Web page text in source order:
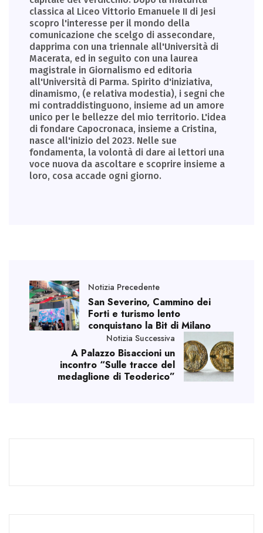
classica al Liceo Vittorio Emanuele II di Jesi
scopro l'interesse per il mondo della
comunicazione che scelgo di assecondare,
dapprima con una triennale all'Università di
Macerata, ed in seguito con una laurea
magistrale in Giornalismo ed editoria
all'Università di Parma. Spirito d'iniziativa,
dinamismo, (e relativa modestia), i segni che
mi contraddistinguono, insieme ad un amore
unico per le bellezze del mio territorio. L'idea
di fondare Capocronaca, insieme a Cristina,
nasce all'inizio del 2023. Nelle sue
fondamenta, la volontà di dare ai lettori una
voce nuova da ascoltare e scoprire insieme a
loro, cosa accade ogni giorno.
Notizia Precedente
San Severino, Cammino dei
Forti e turismo lento
conquistano la Bit di Milano
Notizia Successiva
A Palazzo Bisaccioni un
incontro “Sulle tracce del
medaglione di Teoderico”